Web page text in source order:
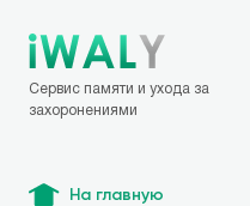
Сервис памяти и ухода за
захоронениями
На главную